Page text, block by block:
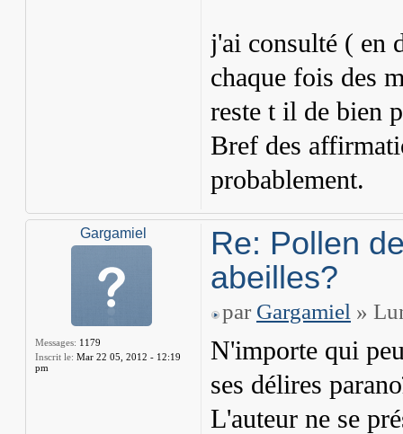
j'ai consulté ( en
chaque fois des
reste t il de bien
Bref des
probablement.
Gargamiel
Messages: 1179
Inscrit le: Mar 22 05, 2012 - 12:19
pm
Re: Pollen
abeilles?
par Gargamiel »
N'importe qui
ses délires
L'auteur ne se